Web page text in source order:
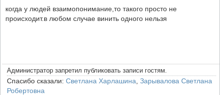
когда у людей взаимопонимание,то такого просто не
происходит.в любом случае винить одного нельзя
Администратор запретил публиковать записи гостям.
Спасибо сказали: Светлана Харлашина Зарывалова Светлана
Робертовна